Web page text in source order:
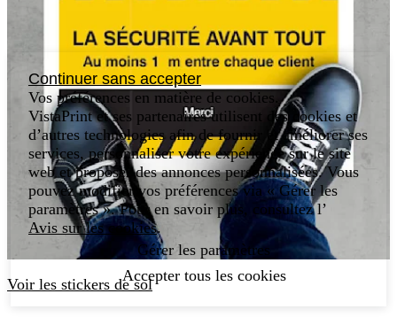
Voir les stickers de sol
Continuer sans accepter
Vos préférences en matière de cookies.
VistaPrint et ses partenaires utilisent des cookies et
d’autres technologies afin de fournir et améliorer ses
services, personnaliser votre expérience sur le site
web et proposer des annonces personnalisées. Vous
pouvez modifier vos préférences via « Gérer les
paramètres ». Pour en savoir plus, consultez l’
Avis sur les cookies.
Gérer les paramètres
Accepter tous les cookies